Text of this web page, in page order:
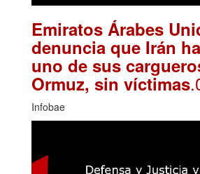
Emiratos Árabes
denuncia que Irán
uno de sus
Ormuz, sin víctimas
Infobae